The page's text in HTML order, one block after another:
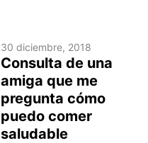
30 diciembre, 2018
Consulta de una
amiga que me
pregunta cómo
puedo comer
saludable